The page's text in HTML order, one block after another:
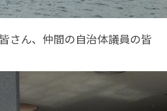
さん、仲間の自治体議員の皆